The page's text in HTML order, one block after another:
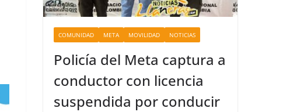
COMUNIDAD META MOVILIDAD NOTICIAS
Policía del Meta captura a
conductor con licencia
suspendida por conducir